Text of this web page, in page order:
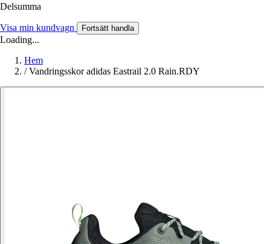
Delsumma
Visa min kundvagn Fortsätt handla
Loading...
Hem
/ Vandringsskor adidas Eastrail 2.0 Rain.RDY